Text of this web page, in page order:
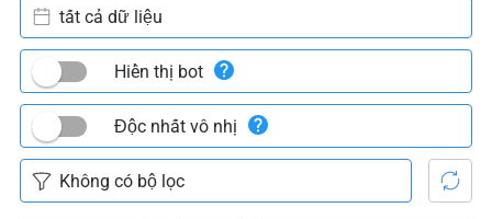
tất cả dữ liệu
Hiển thị bot
Độc nhất vô nhị